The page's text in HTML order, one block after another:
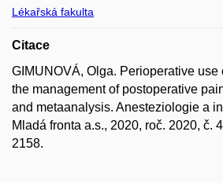
Lékařská fakulta
Citace
GIMUNOVÁ, Olga. Perioperative
the management of postoperative
and metaanalysis. Anesteziologie a
Mladá fronta a.s., 2020, roč. 2020, č.
2158.